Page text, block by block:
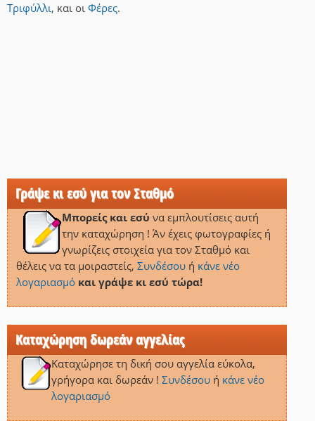
Τριφύλλι, και οι Φέρες.
Γράψε κι εσύ για τον Σταθμό
Μπορείς και εσύ να εμπλουτίσεις αυτή
την καταχώρηση ! Άν έχεις φωτογραφίες ή
γνωρίζεις στοιχεία για τον Σταθμό και
θέλεις να τα μοιραστείς, Συνδέσουή κάνε νέο
λογαριασμό και γράψε κι εσύ τώρα!
Καταχώρηση δωρεάν αγγελίας
Καταχώρησε τη δική σου αγγελία εύκολα,
γρήγορα και δωρεάν ! Συνδέσουή κάνε νέο
λογαριασμό